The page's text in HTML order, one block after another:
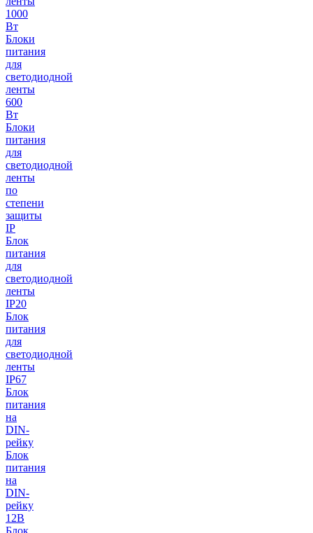
1000
Вт
Блоки
питания
для
светодиодной
ленты
600
Вт
Блоки
питания
для
светодиодной
ленты
по
степени
защиты
IP
Блок
питания
для
светодиодной
ленты
IP20
Блок
питания
для
светодиодной
ленты
IP67
Блок
питания
на
DIN-
рейку
Блок
питания
на
DIN-
рейку
12В
Блок